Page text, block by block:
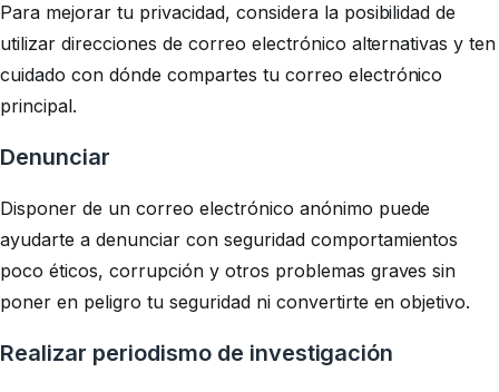
Para mejorar tu privacidad, considera la posibilidad de
utilizar direcciones de correo electrónico alternativas y ten
cuidado con dónde compartes tu correo electrónico
principal.
Denunciar
Disponer de un correo electrónico anónimo puede
ayudarte a denunciar con seguridad comportamientos
poco éticos, corrupción y otros problemas graves sin
poner en peligro tu seguridad ni convertirte en objetivo.
Realizar periodismo de investigación